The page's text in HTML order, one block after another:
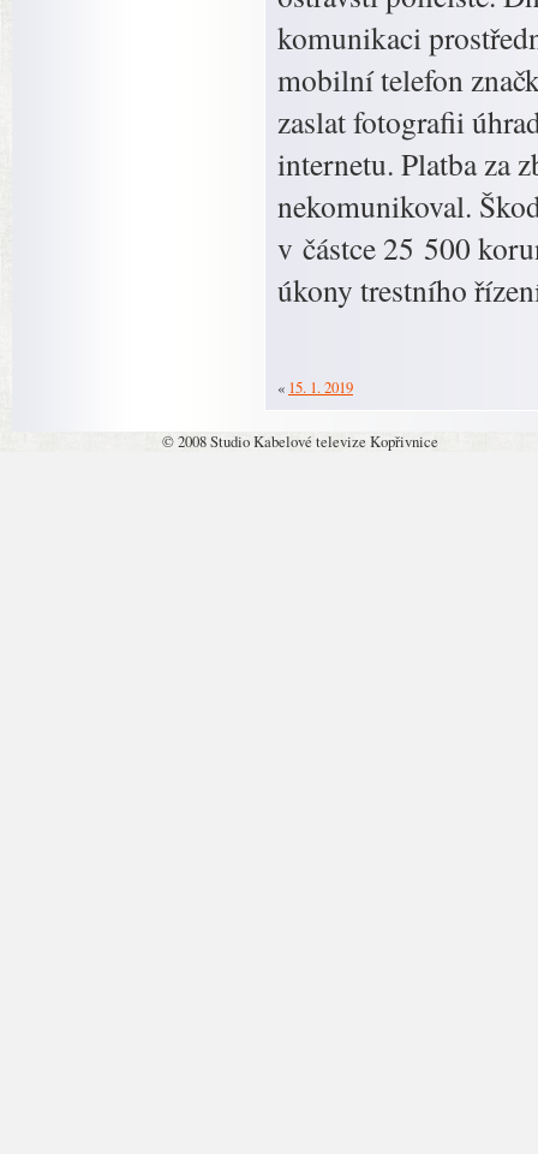
komunikaci
mobilní telefon
zaslat fotografii
internetu. Platba za
nekomunikoval.
v částce 25 500
úkony trestního
« 15. 1. 2019
© 2008 Studio Kabelové televize Kopřivnice